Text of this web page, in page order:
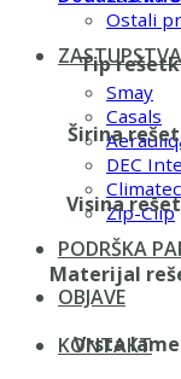
Ostali
ZASTUPSTVA
Smay
Casals
DEC
Zip-Clip
PODRŠKA
OBJAVE
KONTAKT
Tip
Širina
Visina
Materijal
Vrsta